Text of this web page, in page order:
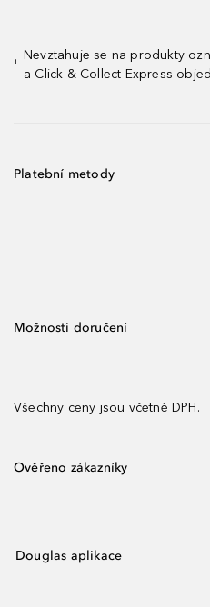
¹
Nevztahuje se na produkty
a Click & Collect Express
Platební metody
Možnosti doručení
Všechny ceny jsou včetně DPH.
Ověřeno zákazníky
Douglas aplikace